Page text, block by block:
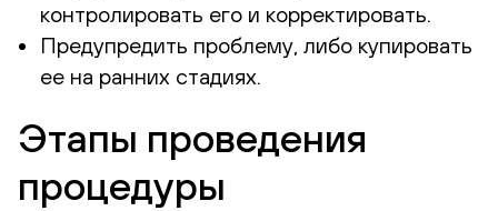
контролировать его и корректировать.
Предупредить проблему, либо купировать
ее на ранних стадиях.
Этапы проведения
процедуры